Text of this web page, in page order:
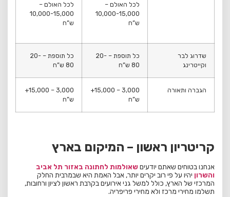
לכל האולם –
10,000-15,000
ש”ח
לכל האולם –
10,000-15,000
ש”ח
שדרוג לבר
וקייטרינג
כל תוספת – 20-
80 ש”ח
כל תוספת – 20-
80 ש”ח
הגברה ותאורה
3,000 – 15,000+
ש”ח
3,000 – 15,000+
ש”ח
קריטריון ראשון – המיקום בארץ
אנחנו בטוחים שאתם יודעים שאולמות לחתונה באזור תל אביב
והשרון יהיו על פי רוב יקרים יותר, אבל האמת היא שבמרבית החלק
המרכזי של הארץ, כולל למשל גני אירועים בקרבת ראשון לציון ורחובות,
תשלמו מחירי מרכז ולא מחירי פריפריה.